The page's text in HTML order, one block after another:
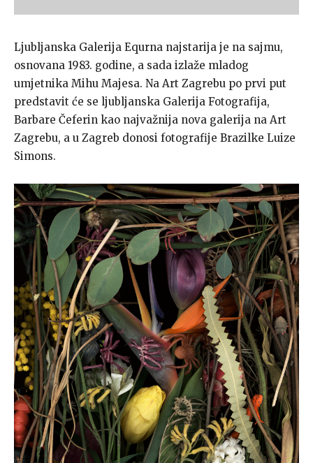
Ljubljanska Galerija Equrna najstarija je na sajmu,
osnovana 1983. godine, a sada izlaže mladog
umjetnika Mihu Majesa. Na Art Zagrebu po prvi put
predstavit će se ljubljanska Galerija Fotografija,
Barbare Čeferin kao najvažnija nova galerija na Art
Zagrebu, a u Zagreb donosi fotografije Brazilke Luize
Simons.